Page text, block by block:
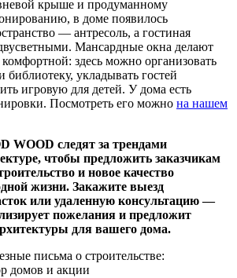
крыше и продуманному
в доме появилось
— антресоль, а гостиная
Мансардные окна делают
здесь можно организовать
библиотеку, укладывать гостей
игровую для детей. У дома есть
Посмотреть его можно на нашем
WOOD следят за трендами
чтобы предложить заказчикам
и новое качество
жизни. Закажите выезд
или удаленную консультацию —
пожелания и предложит
для вашего дома.
письма о строительстве:
домов и акции